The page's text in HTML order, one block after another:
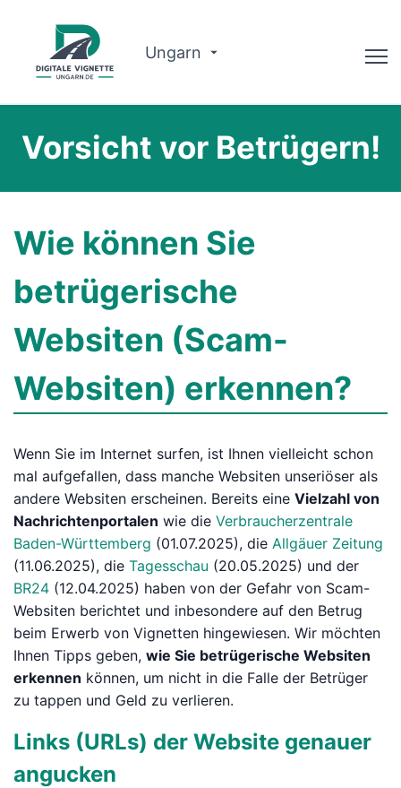
Ungarn
Warum wir?
Deutsch
Vignette kaufen
Vorsicht vor Betrügern!
Wie können Sie
betrügerische
Websiten (Scam-
Websiten) erkennen?
Wenn Sie im Internet surfen, ist Ihnen vielleicht schon
mal aufgefallen, dass manche Websiten unseriöser als
andere Websiten erscheinen. Bereits eine Vielzahl von
Nachrichtenportalen wie die Verbraucherzentrale
Baden-Württemberg (01.07.2025), die Allgäuer Zeitung
(11.06.2025), die Tagesschau (20.05.2025) und der
BR24 (12.04.2025) haben von der Gefahr von Scam-
Websiten berichtet und inbesondere auf den Betrug
beim Erwerb von Vignetten hingewiesen. Wir möchten
Ihnen Tipps geben, wie Sie betrügerische Websiten
erkennen können, um nicht in die Falle der Betrüger
zu tappen und Geld zu verlieren.
Links (URLs) der Website genauer
angucken